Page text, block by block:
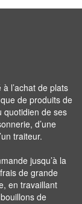
l’achat de plats
de produits de
quotidien de ses
d’une
traiteur.
jusqu’à la
de grande
en travaillant
de